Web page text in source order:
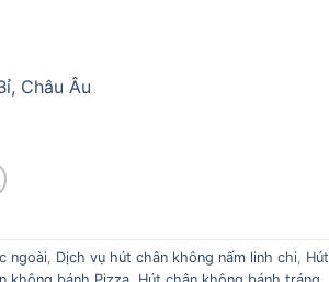
Châu Âu
ngoài, Dịch vụ hút chân không nấm linh chi, Hút